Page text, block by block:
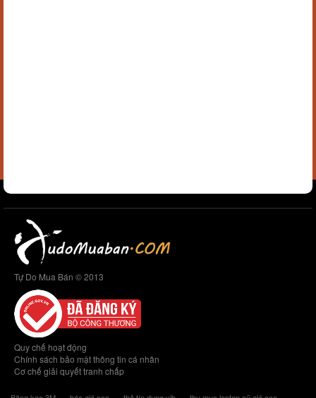
Tự Do Mua Bán © 2013
Quy chế hoạt động
Chính sách bảo mật thông tin cá nhân
Cơ chế giải quyết tranh chấp